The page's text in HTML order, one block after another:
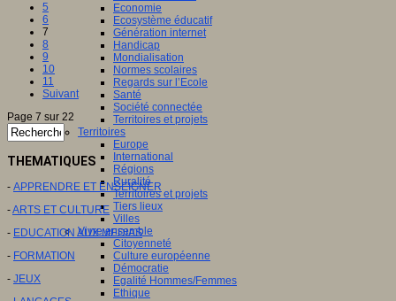
Economie
Ecosystème éducatif
Génération internet
Handicap
Mondialisation
Normes scolaires
Regards sur l’Ecole
Santé
Société connectée
Territoires et projets
Territoires
Europe
International
Régions
Ruralité
Territoires et projets
Tiers lieux
Villes
Vivre ensemble
Citoyenneté
Culture européenne
Démocratie
Egalité Hommes/Femmes
Ethique
5
6
7
8
9
10
11
Suivant
Page 7 sur 22
THEMATIQUES
- APPRENDRE ET ENSEIGNER
-ARTS ET CULTURE
- EDUCATION AUX MEDIAS
- FORMATION
- JEUX